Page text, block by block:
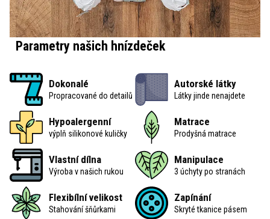
Parametry našich hnízdeček
Dokonalé
Propracované do detailů
Autorské látky
Látky jinde nenajdete
Hypoalergenní
výplň silikonové kuličky
Matrace
Prodyšná matrace
Vlastní dílna
Výroba v našich rukou
Manipulace
3 úchyty po stranách
Flexibílní velikost
Stahování šňůrkami
Zapínání
Skryté tkanice pásem